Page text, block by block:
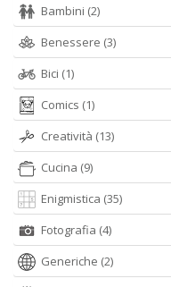
Bambini (2)
Benessere (3)
Bici (1)
Comics (1)
Creatività (13)
Cucina (9)
Enigmistica (35)
Fotografia (4)
Generiche (2)